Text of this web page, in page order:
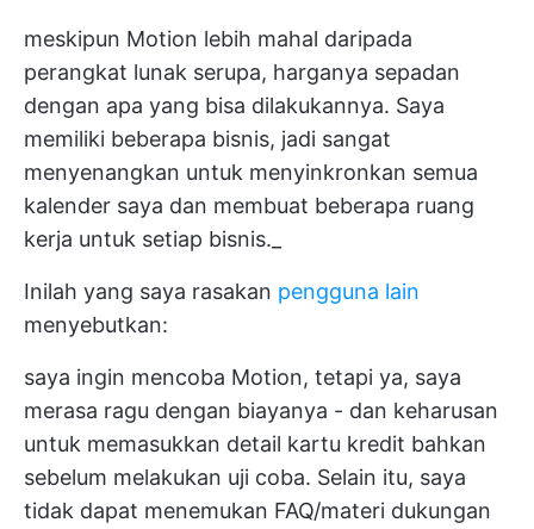
meskipun Motion lebih mahal daripada
perangkat lunak serupa, harganya sepadan
dengan apa yang bisa dilakukannya. Saya
memiliki beberapa bisnis, jadi sangat
menyenangkan untuk menyinkronkan semua
kalender saya dan membuat beberapa ruang
kerja untuk setiap bisnis._
Inilah yang saya rasakan pengguna lain
menyebutkan:
saya ingin mencoba Motion, tetapi ya, saya
merasa ragu dengan biayanya - dan keharusan
untuk memasukkan detail kartu kredit bahkan
sebelum melakukan uji coba. Selain itu, saya
tidak dapat menemukan FAQ/materi dukungan